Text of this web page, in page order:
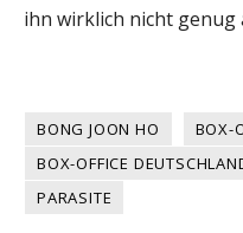
ihn wirklich nicht genug
BONG JOON HO
BOX-
BOX-OFFICE
PARASITE